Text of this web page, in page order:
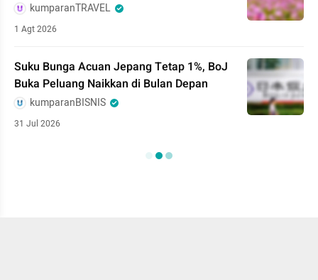
kumparanTRAVEL
1 Agt 2026
Suku Bunga Acuan Jepang Tetap 1%, BoJ
Buka Peluang Naikkan di Bulan Depan
kumparanBISNIS
31 Jul 2026